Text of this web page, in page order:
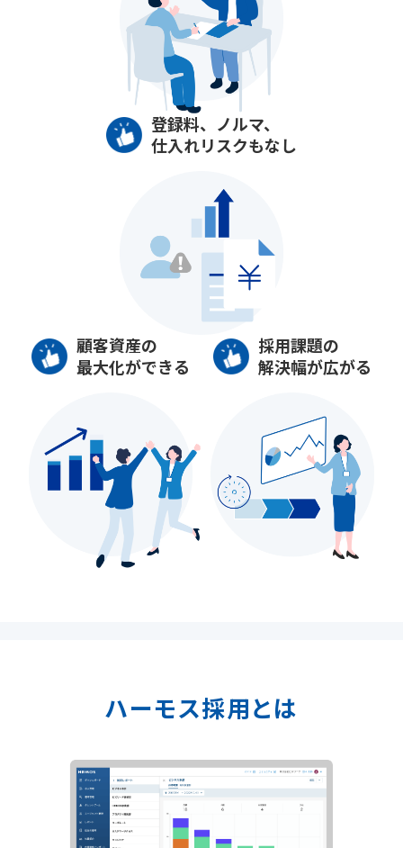
登録料、ノルマ、
仕入れリスクもなし
顧客資産の
最大化ができる
採用課題の
解決幅が広がる
ハーモス採用とは